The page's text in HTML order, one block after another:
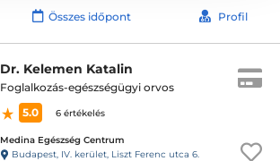
Összes időpont Profil
Dr. Kelemen Katalin
Foglalkozás-egészségügyi orvos
5.0
6 értékelés
Medina Egészség Centrum
Budapest, IV. kerület, Liszt Ferenc utca 6.